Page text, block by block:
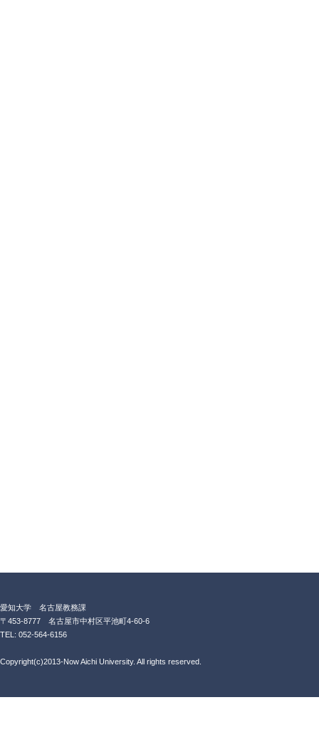
愛知大学 名古屋教務課
〒453-8777 名古屋市中村区平池町4-60-6
TEL: 052-564-6156
Copyright(c)2013-Now Aichi University. All rights reserved.